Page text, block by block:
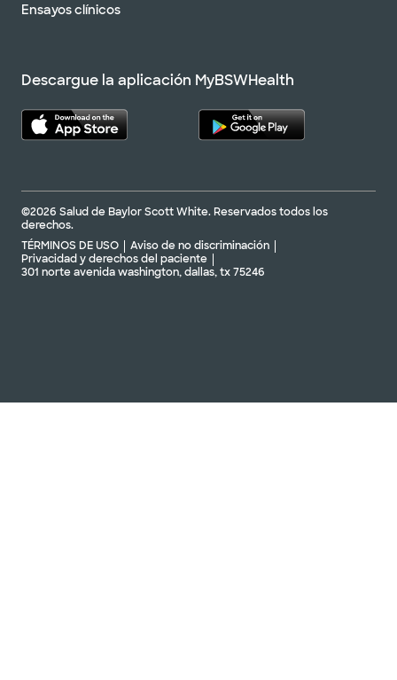
Ensayos clínicos
Descargue la aplicación MyBSWHealth
©2026 Salud de Baylor Scott White. Reservados todos los
derechos.
TÉRMINOS DE USO
Aviso de no discriminación
Privacidad y derechos del paciente
301 norte avenida washington, dallas, tx 75246